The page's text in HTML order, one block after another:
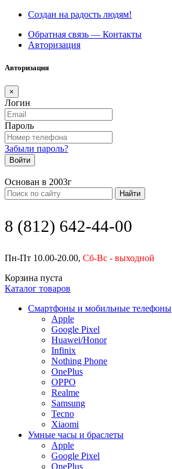
Создан на радость людям!
Обратная связь — Контакты
Авторизация
Авторизация
×
Логин
Пароль
Забыли пароль?
Войти
Основан в 2003г
Найти
8 (812) 642-44-00
Пн-Пт 10.00-20.00, Сб-Вс - выходной
Корзина пуста
Каталог товаров
Смартфоны и мобильные телефоны
Apple
Google Pixel
Huawei/Honor
Infinix
Nothing Phone
OnePlus
OPPO
Realme
Samsung
Tecno
Xiaomi
Умные часы и браслеты
Apple
Google Pixel
OnePlus